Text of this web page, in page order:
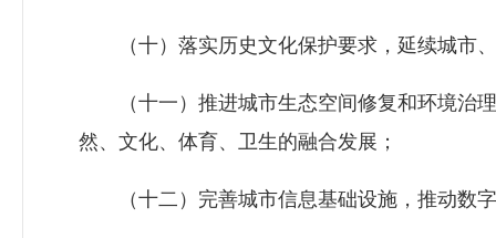
（十）落实历史文化保护要求，延续城市、
（十一）推进城市生态空间修复和环境治理
然、文化、体育、卫生的融合发展；
（十二）完善城市信息基础设施，推动数字